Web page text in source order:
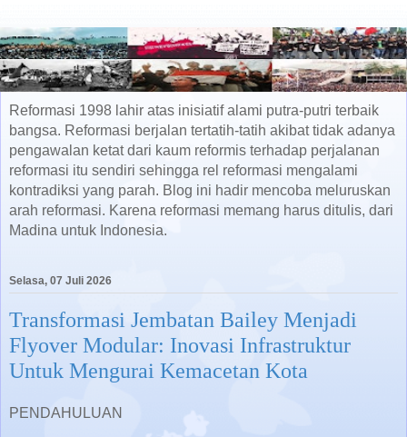
Reformasi 1998 lahir atas inisiatif alami putra-putri terbaik
bangsa. Reformasi berjalan tertatih-tatih akibat tidak adanya
pengawalan ketat dari kaum reformis terhadap perjalanan
reformasi itu sendiri sehingga rel reformasi mengalami
kontradiksi yang parah. Blog ini hadir mencoba meluruskan
arah reformasi. Karena reformasi memang harus ditulis, dari
Madina untuk Indonesia.
Selasa, 07 Juli 2026
Transformasi Jembatan Bailey Menjadi
Flyover Modular: Inovasi Infrastruktur
Untuk Mengurai Kemacetan Kota
PENDAHULUAN